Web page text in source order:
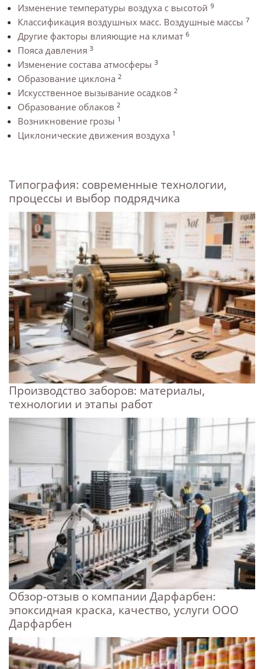
Изменение температуры воздуха с высотой 9
Классификация воздушных масс. Воздушные массы 7
Другие факторы влияющие на климат 6
Пояса давления 3
Изменение состава атмосферы 3
Образование циклона 2
Искусственное вызывание осадков 2
Образование облаков 2
Возникновение грозы 1
Циклонические движения воздуха 1
Типография: современные технологии,
процессы и выбор подрядчика
Производство заборов: материалы,
технологии и этапы работ
Обзор-отзыв о компании Дарфарбен:
эпоксидная краска, качество, услуги ООО
Дарфарбен